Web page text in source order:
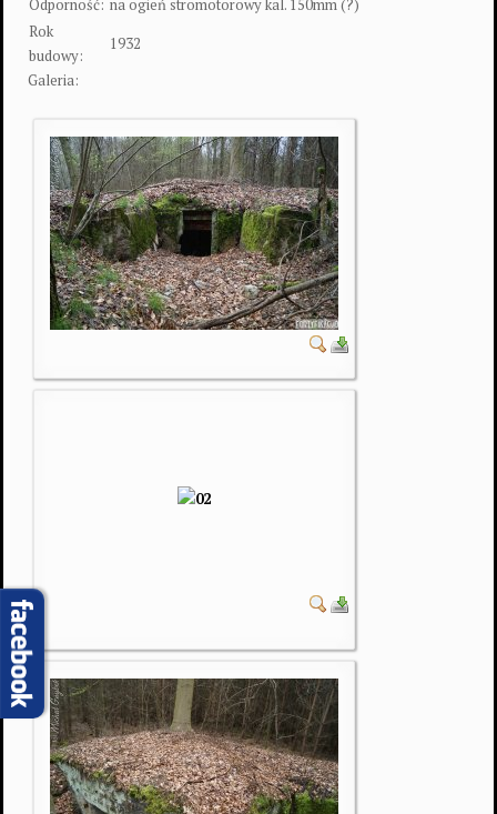
Odporność: na ogień stromotorowy kal. 150mm (?)
Rok
budowy:
1932
Galeria: